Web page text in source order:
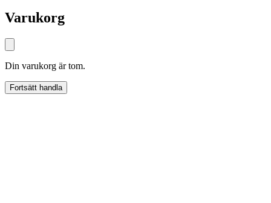
Varukorg
Din varukorg är tom.
Fortsätt handla